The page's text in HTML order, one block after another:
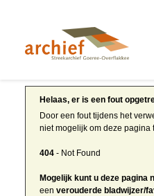
naar
Helaas, er is een fout
Door een fout tijdens het
niet mogelijk om deze pagina
404- Not Found
Mogelijk kunt u deze pagina
een verouderde bladwijzer/